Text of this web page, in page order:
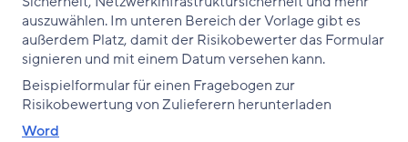
auszuwählen. Im unteren Bereich der Vorlage gibt es
außerdem Platz, damit der Risikobewerter das Formular
signieren und mit einem Datum versehen kann.
Beispielformular für einen Fragebogen zur
Risikobewertung von Zulieferern herunterladen
Word